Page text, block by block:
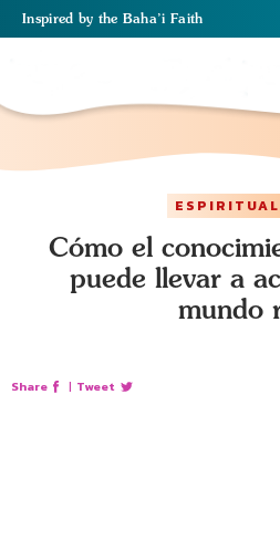
Inspired by the Baha’i Faith
Cómo el
puede llevar a
mundo
Share | Tweet